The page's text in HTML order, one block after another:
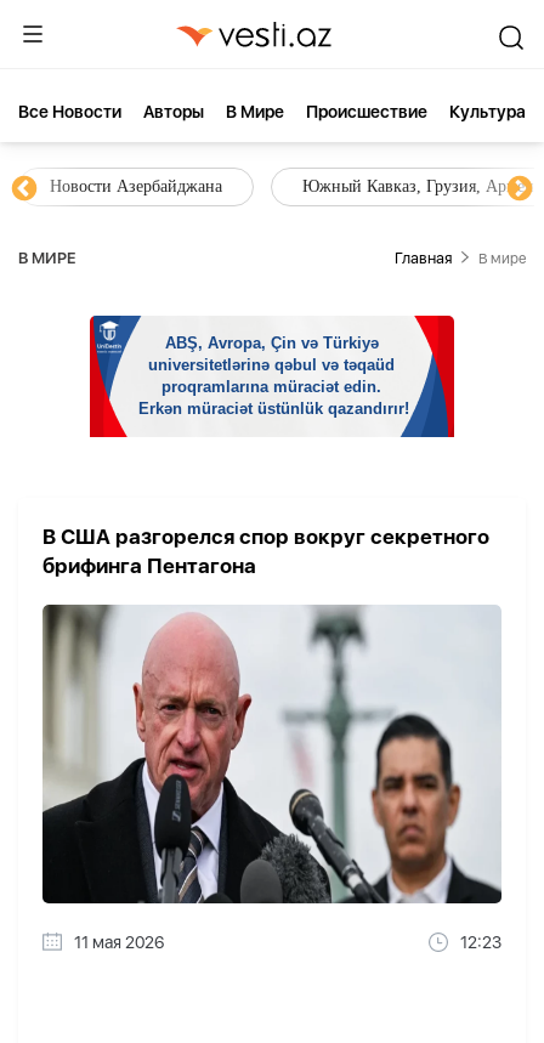
Все Новости Aвторы В Мире Происшествие Культура
Новости Азербайджана Южный Кавказ, Грузия,
В МИРЕ Главная В мире
В США разгорелся спор вокруг секретного
брифинга Пентагона
11 мая 2026 12:23